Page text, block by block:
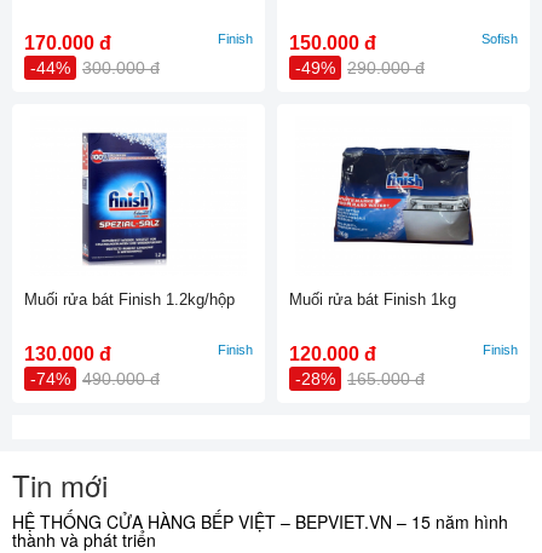
170.000 đ
-44% 300.000 đ
Finish 150.000 đ
-49% 290.000 đ
Sofish
Muối rửa bát Finish 1.2kg/hộp
130.000 đ
-74% 490.000 đ
Finish
Muối rửa bát Finish 1kg
120.000 đ
-28% 165.000 đ
Finish
Tin mới
HỆ THỐNG CỬA HÀNG BẾP VIỆT – BEPVIET.VN – 15 năm hình
thành và phát triển